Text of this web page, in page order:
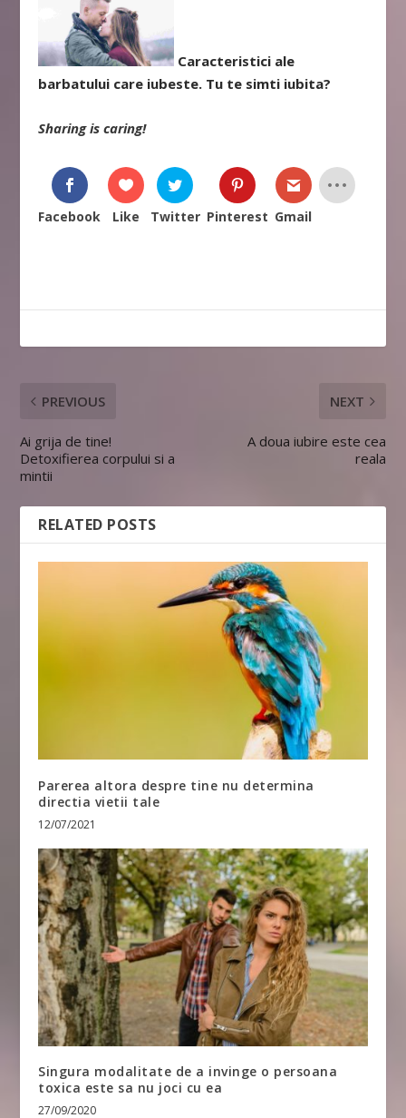
Caracteristici ale
barbatului care iubeste. Tu te simti iubita?
Sharing is caring!
Facebook Like Twitter Pinterest Gmail
PREVIOUS
Ai grija de tine!
Detoxifierea corpului si a
mintii
NEXT
A doua iubire este cea
reala
RELATED POSTS
Parerea altora despre tine nu determina
directia vietii tale
12/07/2021
Singura modalitate de a invinge o persoana
toxica este sa nu joci cu ea
27/09/2020